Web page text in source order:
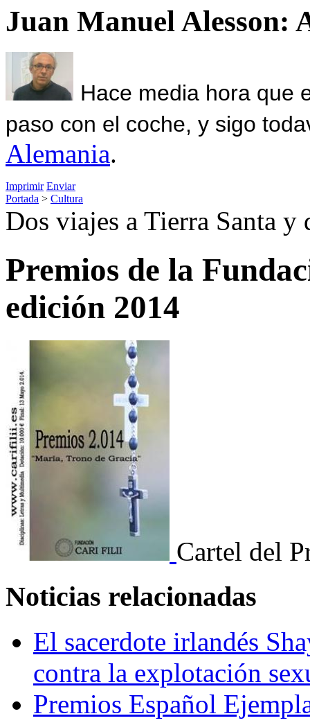
Juan Manuel Alesson:
Hace media hora que
paso con el coche, y sigo
Alemania.
Imprimir Enviar
Portada > Cultura
Dos viajes a Tierra Santa
Premios de la
edición 2014
Cartel del
Noticias relacionadas
El sacerdote irlandés
contra la explotación
Premios Español